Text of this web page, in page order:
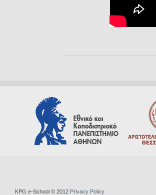
KPG e-School © 2012 Privacy Policy